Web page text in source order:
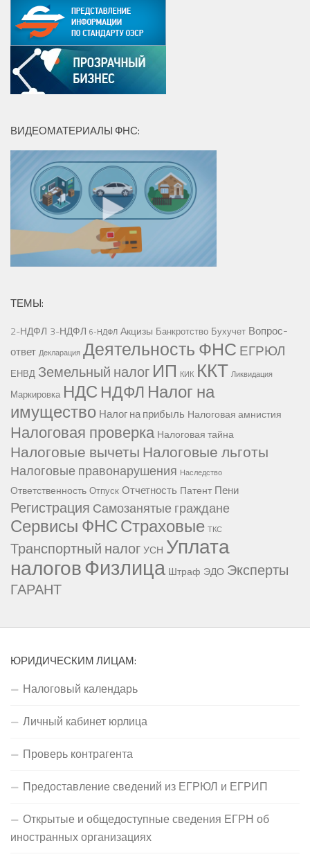
ВИДЕОМАТЕРИАЛЫ ФНС:
ТЕМЫ:
2-НДФЛ 3-НДФЛ 6-НДФЛ Акцизы Банкротство Бухучет Вопрос-
ответ Декларация Деятельность ФНС ЕГРЮЛ
ЕНВД Земельный налог ИП КИК ККТ Ликвидация
Маркировка НДС НДФЛ Налог на
имущество Налог на прибыль Налоговая амнистия
Налоговая проверка Налоговая тайна
Налоговые вычетыНалоговые льготы
Налоговые правонарушения Наследство
Ответственность Отпуск Отчетность Патент Пени
Регистрация Самозанятые граждане
Сервисы ФНССтраховые ТКС
Транспортный налогУСН Уплата
налоговФизлица Штраф ЭДО Эксперты
ГАРАНТ
ЮРИДИЧЕСКИМ ЛИЦАМ:
Налоговый календарь
Личный кабинет юрлица
Проверь контрагента
Предоставление сведений из ЕГРЮЛ и ЕГРИП
Открытые и общедоступные сведения ЕГРН об
иностранных организациях